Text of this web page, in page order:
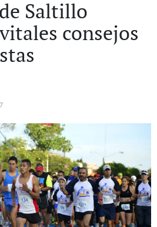
Saltillo
consejos